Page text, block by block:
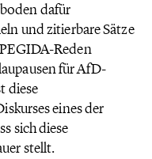
dafür
und zitierbare Sätze
Reden
für AfD-
diese
eines der
sich diese
stellt.